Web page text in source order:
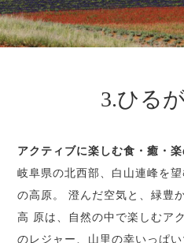
3.ひる
アクティブに楽しむ食・癒・
岐阜県の北西部、白山連峰を
の高原。 澄んだ空気と、緑豊
高 原は、自然の中で楽しむア
のレジャー、山里の幸いっぱ